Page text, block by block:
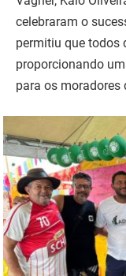
celebraram o
permitiu que todos
proporcionando
para os moradores